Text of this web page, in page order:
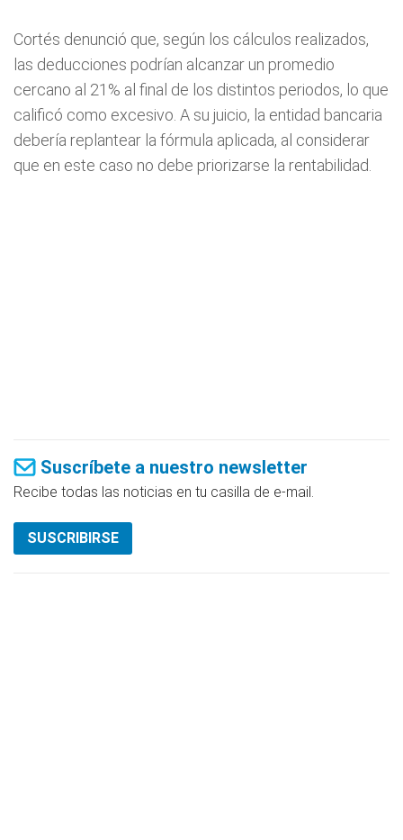
Cortés denunció que, según los cálculos realizados,
las deducciones podrían alcanzar un promedio
cercano al 21% al final de los distintos periodos, lo que
calificó como excesivo. A su juicio, la entidad bancaria
debería replantear la fórmula aplicada, al considerar
que en este caso no debe priorizarse la rentabilidad.
Suscríbete a nuestro newsletter
Recibe todas las noticias en tu casilla de e-mail.
SUSCRIBIRSE